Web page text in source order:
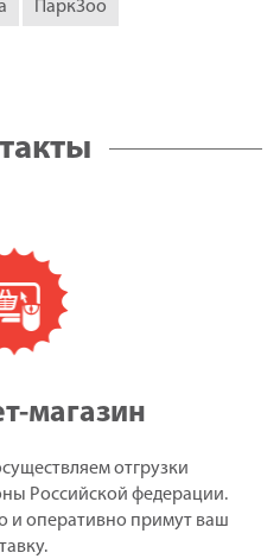
ПаркЗоо
магазин
отгрузки
Российской федерации.
и оперативно примут ваш